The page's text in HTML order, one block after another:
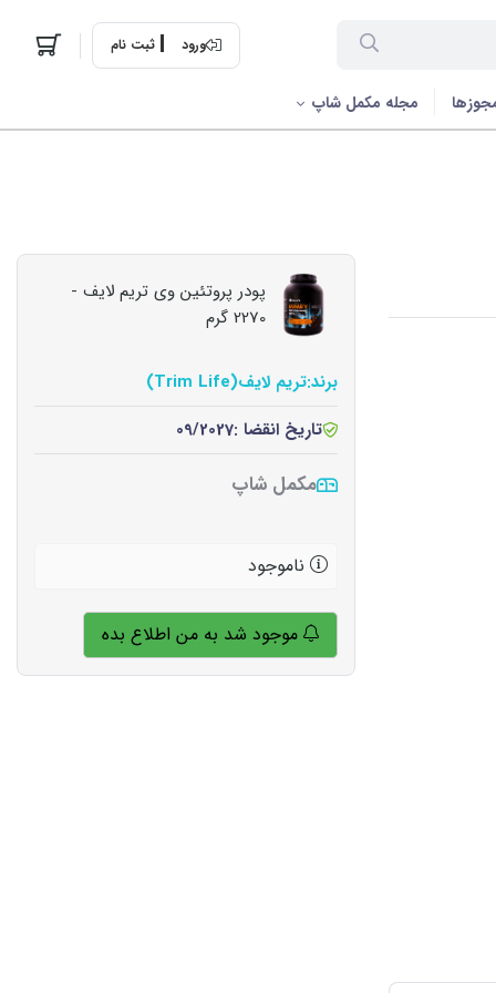
ورود ثبت نام
مجله مکمل شاپ
پودر پروتئین وی تریم لایف -
2270 گرم
برند:تریم لایف(Trim Life)
تاریخ انقضا :09/2027
مکمل شاپ
ناموجود
موجود شد به من اطلاع بده